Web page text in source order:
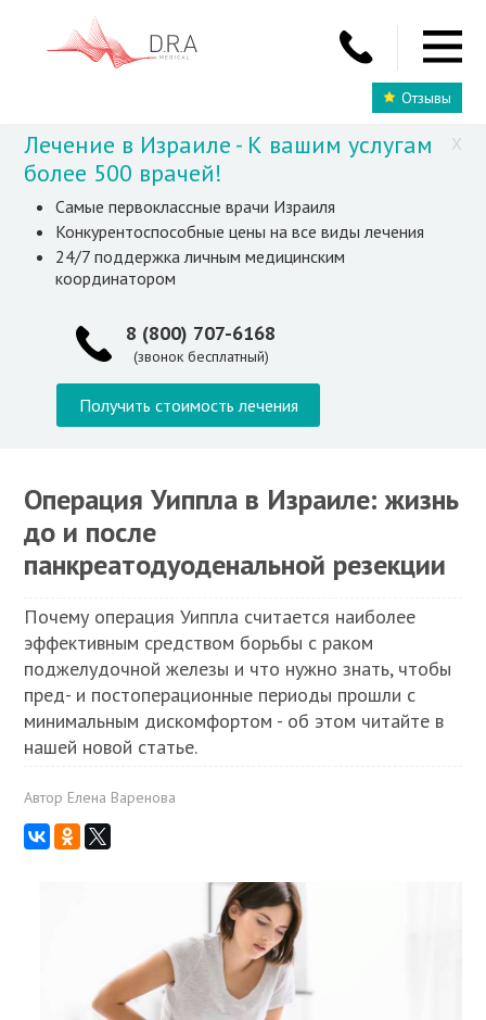
Отзывы
X
Лечение в Израиле - К вашим услугам
более 500 врачей!
Самые первоклассные врачи Израиля
Конкурентоспособные цены на все виды лечения
24/7 поддержка личным медицинским
координатором
8 (800) 707-6168
(звонок бесплатный)
Получить стоимость лечения
Операция Уиппла в Израиле: жизнь
до и после
панкреатодуоденальной резекции
Почему операция Уиппла считается наиболее
эффективным средством борьбы с раком
поджелудочной железы и что нужно знать, чтобы
пред- и постоперационные периоды прошли с
минимальным дискомфортом - об этом читайте в
нашей новой статье.
Автор Елена Варенова